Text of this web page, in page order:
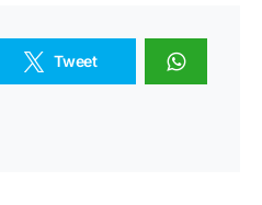
Tweet